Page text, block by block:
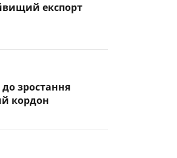
експорт
зростання
кордон